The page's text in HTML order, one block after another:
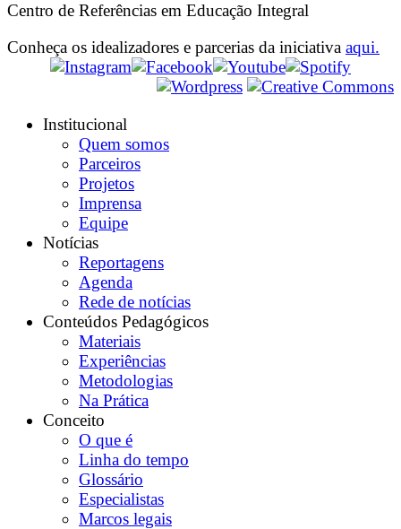
Centro de Referências em Educação Integral
Conheça os idealizadores e parcerias da iniciativa aqui.
Institucional
Quem somos
Parceiros
Projetos
Imprensa
Equipe
Notícias
Reportagens
Agenda
Rede de notícias
Conteúdos Pedagógicos
Materiais
Experiências
Metodologias
Na Prática
Conceito
O que é
Linha do tempo
Glossário
Especialistas
Marcos legais